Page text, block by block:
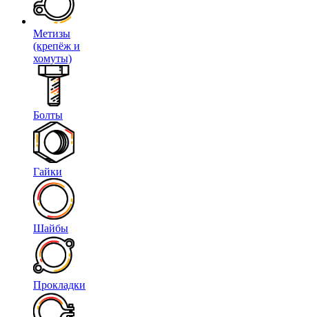
Метизы
(крепёж и
хомуты)
Болты
Гайки
Шайбы
Прокладки